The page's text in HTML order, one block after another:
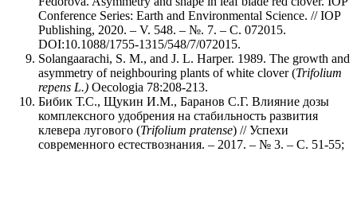
Conference Series: Earth and Environmental Science. // IOP
Publishing, 2020. – V. 548. – №. 7. – С. 072015.
DOI:10.1088/1755-1315/548/7/072015.
Solangaarachi, S. M., and J. L. Harper. 1989. The growth and
asymmetry of neighbouring plants of white clover (Trifolium
repens L.) Oecologia 78:208-213.
Бибик Т.С., Щукин И.М., Баранов С.Г. Влияние дозы
комплексного удобрения на стабильность развития
клевера лугового (Trifolium pratense) // Успехи
современного естествознания. – 2017. – № 3. – С. 51-55;